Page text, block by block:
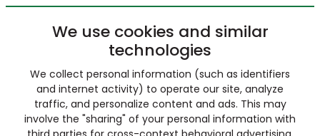
We use cookies and similar
technologies
We collect personal information (such as identifiers
and internet activity) to operate our site, analyze
traffic, and personalize content and ads. This may
involve the "sharing" of your personal information with